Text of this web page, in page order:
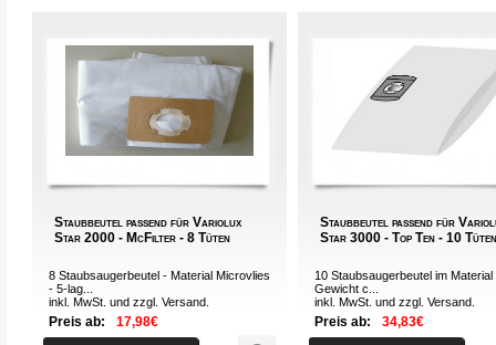
Staubbeutel passend für Variolux
Star 2000 - McFilter - 8 Tüten
8 Staubsaugerbeutel - Material Microvlies
- 5-lag...
inkl. MwSt. und zzgl.Versand
Preis ab: 17,98€
Staubbeutel passend für
Star 3000 - Top Ten - 10
10 Staubsaugerbeutel im Material
Gewicht c...
inkl. MwSt. und zzgl.Versand
Preis ab: 34,83€